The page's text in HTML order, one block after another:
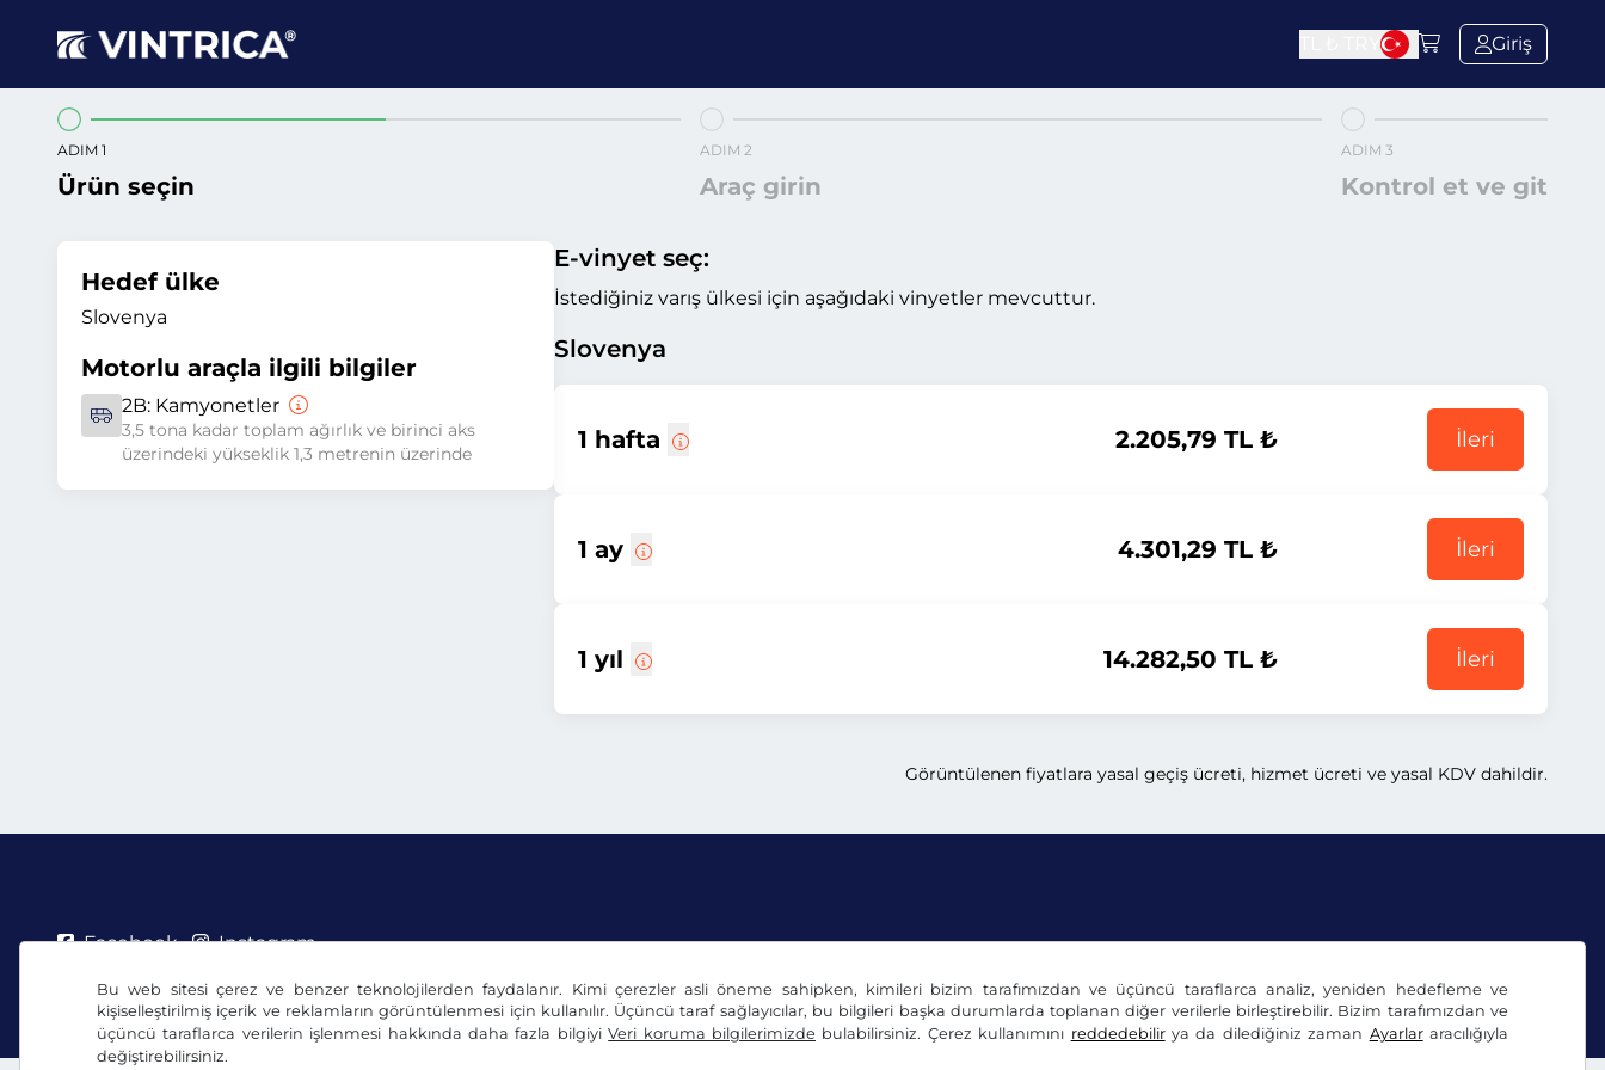
Bu web sitesi çerez ve benzer teknolojilerden faydalanır. Kimi çerezler asli öneme sahipken, kimileri bizim tarafımızdan ve üçüncü taraflarca analiz, yeniden hedefleme ve
kişiselleştirilmiş içerik ve reklamların görüntülenmesi için kullanılır. Üçüncü taraf sağlayıcılar, bu bilgileri başka durumlarda toplanan diğer verilerle birleştirebilir. Bizim tarafımızdan ve
üçüncü taraflarca verilerin işlenmesi hakkında daha fazla bilgiyiVeri koruma bilgilerimizde bulabilirsiniz. Çerez kullanımını reddedebilirya da dilediğiniz zaman Ayarlararacılığıyla
değiştirebilirsiniz.
Giriş
ADIM 1
Ürün seçin
ADIM 2
Araç girin
ADIM 3
Kontrol et ve git
Hedef ülke
Slovenya
Motorlu araçla ilgili bilgiler
2B: Kamyonetler
3,5 tona kadar toplam ağırlık ve birinci aks
üzerindeki yükseklik 1,3 metrenin üzerinde
E-vinyet seç:
İstediğiniz varış ülkesi için aşağıdaki vinyetler mevcuttur.
Slovenya
1 hafta 2.205,79 TL ₺ İleri
1 ay 4.301,29 TL ₺ İleri
1 yıl 14.282,50 TL ₺ İleri
Görüntülenen fiyatlara yasal geçiş ücreti, hizmet ücreti ve yasal KDV dahildir.
Facebook Instagram
Genel Ticaret Koşulları / Fesih Hakkı Veri Koruma Beyanı Çerez ayarları Künye